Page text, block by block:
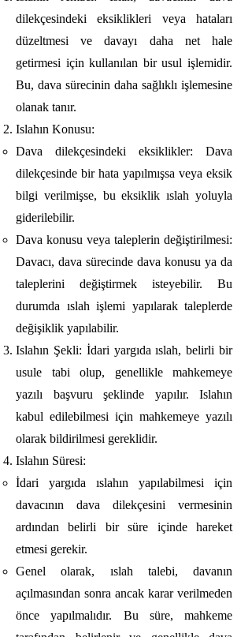
dilekçesindeki eksiklikleri veya hataları
düzeltmesi ve davayı daha net hale
getirmesi için kullanılan bir usul işlemidir.
Bu, dava sürecinin daha sağlıklı işlemesine
olanak tanır.
Islahın Konusu:
Dava dilekçesindeki eksiklikler: Dava
dilekçesinde bir hata yapılmışsa veya eksik
bilgi verilmişse, bu eksiklik ıslah yoluyla
giderilebilir.
Dava konusu veya taleplerin değiştirilmesi:
Davacı, dava sürecinde dava konusu ya da
taleplerini değiştirmek isteyebilir. Bu
durumda ıslah işlemi yapılarak taleplerde
değişiklik yapılabilir.
Islahın Şekli: İdari yargıda ıslah, belirli bir
usule tabi olup, genellikle mahkemeye
yazılı başvuru şeklinde yapılır. Islahın
kabul edilebilmesi için mahkemeye yazılı
olarak bildirilmesi gereklidir.
Islahın Süresi:
İdari yargıda ıslahın yapılabilmesi için
davacının dava dilekçesini vermesinin
ardından belirli bir süre içinde hareket
etmesi gerekir.
Genel olarak, ıslah talebi, davanın
açılmasından sonra ancak karar verilmeden
önce yapılmalıdır. Bu süre, mahkeme